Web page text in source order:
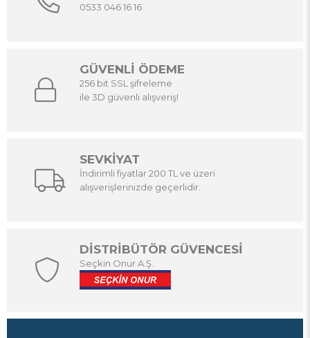
0533 046 16 16
GÜVENLİ ÖDEME
256 bit SSL şifreleme
ile 3D güvenli alışveriş!
SEVKİYAT
İndirimli fiyatlar 200 TL ve üzeri
alışverişlerinizde geçerlidir.
DİSTRİBÜTÖR GÜVENCESİ
Seçkin Onur A.Ş.